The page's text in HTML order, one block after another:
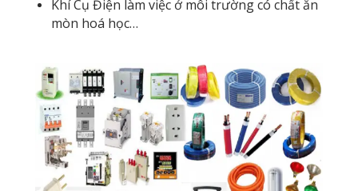
Khí Cụ Điện làm việc ở môi trường có chất ăn
mòn hoá học…